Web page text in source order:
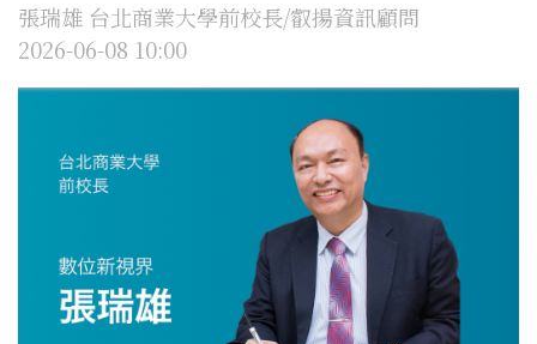
張瑞雄 台北商業大學前校長/叡揚資訊顧問
2026-06-08 10:00